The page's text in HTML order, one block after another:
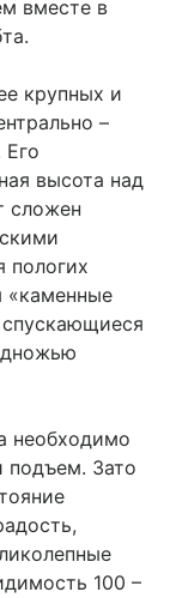
вместе в
крупных и
–
высота над
сложен
пологих
«каменные
необходимо
подъем. Зато
100 –